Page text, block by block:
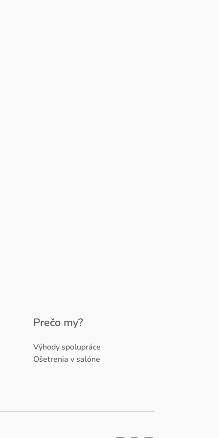
Prečo my?
Výhody spolupráce
Ošetrenia v salóne